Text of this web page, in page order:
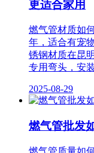
更适合家用
燃气管材质如
年，适合有宠
锈钢材质在昆
专用弯头，安
2025-08-29
燃气管批发
燃气管质量如